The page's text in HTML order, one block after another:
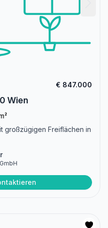
€ 847.000
Wien
großzügigen Freiflächen in